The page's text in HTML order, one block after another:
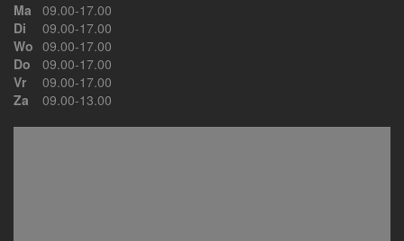
Ma
09.00-17.00
Di
09.00-17.00
Wo 09.00-17.00
Do
09.00-17.00
Vr
09.00-17.00
Za
09.00-13.00